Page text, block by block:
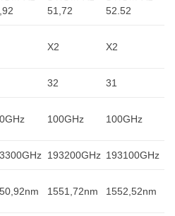
51,72
52.52
X2 X2
32 31
100GHz 100GHz
193200GHz 193100GHz
1551,72nm 1552,52nm